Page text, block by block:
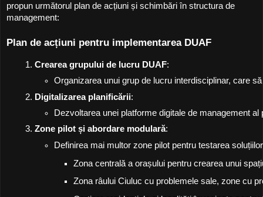
propun următorul plan de acțiuni și schimbări în structura de
management:
Plan de acțiuni pentru implementarea DUAF
Crearea grupului de lucru DUAF:
Organizarea unui grup de lucru interdisciplinar, care
Digitalizarea planificării:
Dezvoltarea unei platforme digitale de management
Zone pilot și abordare modulară:
Definirea mai multor zone pilot pentru testarea
Zona centrală a orașului pentru crearea unui
Zona râului Ciuluc cu problemele sale, zone cu